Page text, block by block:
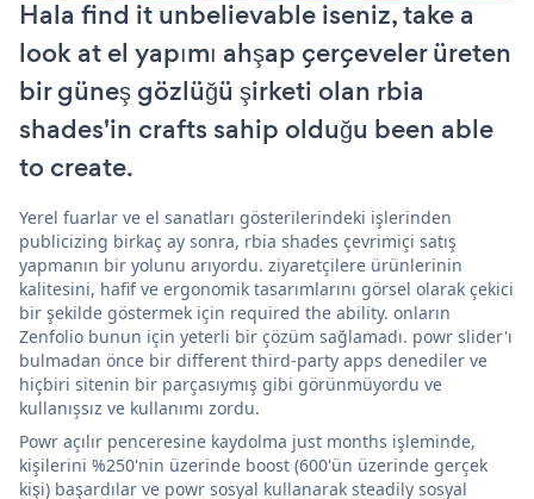
Hala find it unbelievable iseniz, take a
look at el yapımı ahşap çerçeveler üreten
bir güneş gözlüğü şirketi olan rbia
shades'in crafts sahip olduğu been able
to create.
Yerel fuarlar ve el sanatları gösterilerindeki işlerinden
publicizing birkaç ay sonra, rbia shades çevrimiçi satış
yapmanın bir yolunu arıyordu. ziyaretçilere ürünlerinin
kalitesini, hafif ve ergonomik tasarımlarını görsel olarak çekici
bir şekilde göstermek için required the ability. onların
Zenfolio bunun için yeterli bir çözüm sağlamadı. powr slider'ı
bulmadan önce bir different third-party apps denediler ve
hiçbiri sitenin bir parçasıymış gibi görünmüyordu ve
kullanışsız ve kullanımı zordu.
Powr açılır penceresine kaydolma just months işleminde,
kişilerini %250'nin üzerinde boost (600'ün üzerinde gerçek
kişi) başardılar ve powr sosyal kullanarak steadily sosyal